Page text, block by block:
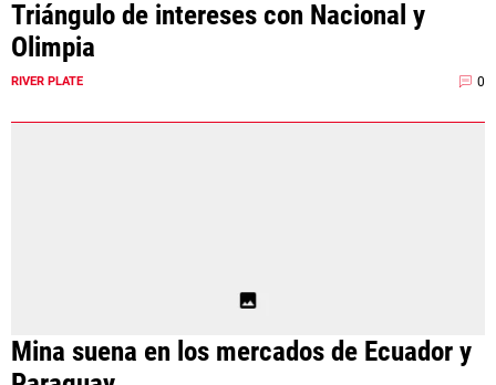
Triángulo de intereses con Nacional y
Olimpia
RIVER PLATE 0
Mina suena en los mercados de Ecuador y